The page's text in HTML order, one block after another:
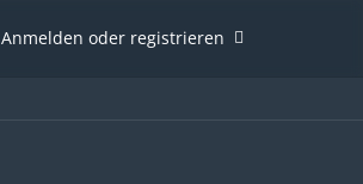
Anmelden oder registrieren